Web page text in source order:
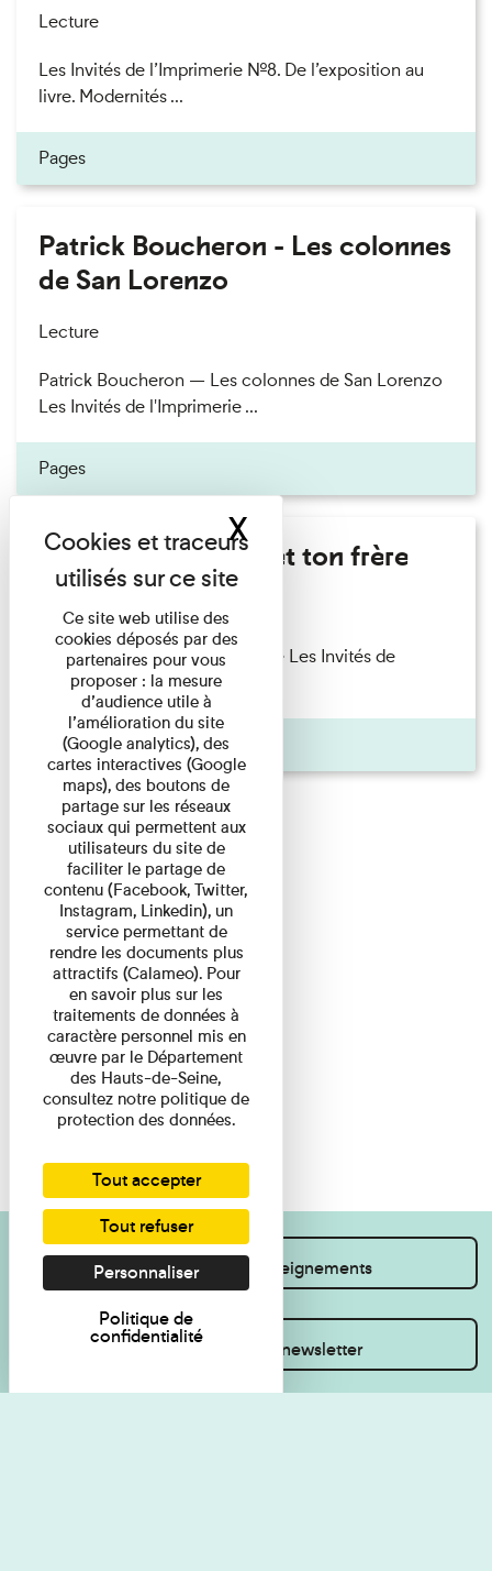
Lecture
Les Invités de l’Imprimerie n°8. De l’exposition au
livre. Modernités ...
Pages
Patrick Boucheron - Les colonnes
de San Lorenzo
Lecture
Patrick Boucheron — Les colonnes de San Lorenzo
Les Invités de l'Imprimerie ...
Pages
Marie Cosnay - Toi et ton frère
Lecture
Marie Cosnay — Toi et ton frère Les Invités de
l'Imprimerie n°10 À ...
Pages
Je souhaite des renseignements
Inscrivez-vous à la newsletter
Ce site web utilise des
cookies déposés par des
partenaires pour vous
proposer : la mesure
d’audience utile à
l’amélioration du site
(Google analytics), des
cartes interactives (Google
maps), des boutons de
partage sur les réseaux
sociaux qui permettent aux
utilisateurs du site de
faciliter le partage de
contenu (Facebook, Twitter,
Instagram, Linkedin), un
service permettant de
rendre les documents plus
attractifs (Calameo). Pour
en savoir plus sur les
traitements de données à
caractère personnel mis en
œuvre par le Département
des Hauts-de-Seine,
consultez notre politique de
protection des données.
Tout accepter
Tout refuser
Personnaliser
Politique de
confidentialité
XMasquer le